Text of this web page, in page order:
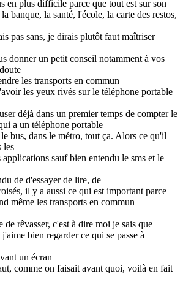
en plus difficile parce que tout est sur son
banque, la santé, l'école, la carte des restos,
pas sans, je dirais plutôt faut maîtriser
donner un petit conseil notamment à vos
les transports en commun
les yeux rivés sur le téléphone portable
déjà dans un premier temps de compter le
a un téléphone portable
bus, dans le métro, tout ça. Alors ce qu'il
les
sauf bien entendu le sms et le
de d'essayer de lire, de
il y a aussi ce qui est important parce
même les transports en commun
de rêvasser, c'est à dire moi je sais que
bien regarder ce qui se passe à
un écran
comme on faisait avant quoi, voilà en fait